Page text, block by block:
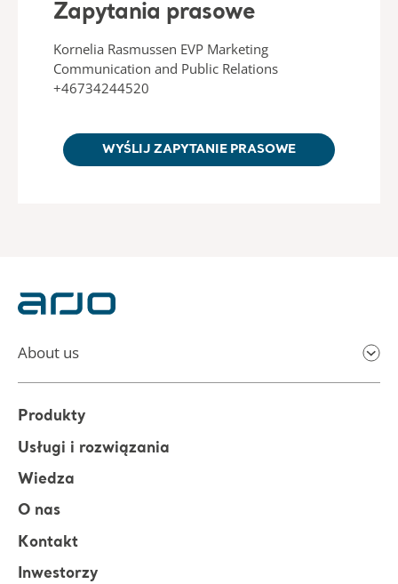
Zapytania prasowe
Kornelia Rasmussen EVP Marketing
Communication and Public Relations
+46734244520
WYŚLIJ ZAPYTANIE PRASOWE
About us
Produkty
Usługi i rozwiązania
Wiedza
O nas
Kontakt
Inwestorzy